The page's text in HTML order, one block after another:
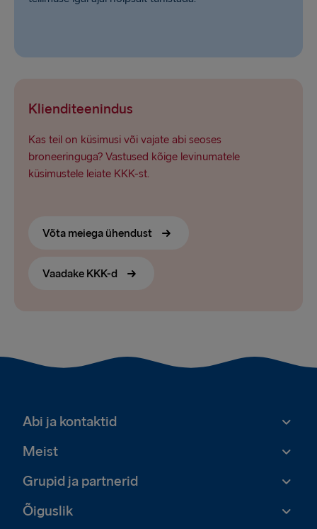
Klienditeenindus
Kas teil on küsimusi või vajate abi seoses
broneeringuga? Vastused kõige levinumatele
küsimustele leiate KKK-st.
Võta meiega ühendust
Vaadake KKK-d
Abi ja kontaktid
Meist
Grupid ja partnerid
Õiguslik